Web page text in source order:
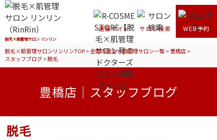
脱毛×肌管理サロン リンリン
通販サイト サロン検索 WEB予約
脱毛×肌管理サロンリンリンTOP>全国の脱毛×肌管理サロン一覧>豊橋店>
スタッフブログ>脱毛
豊橋店｜スタッフブログ
脱毛